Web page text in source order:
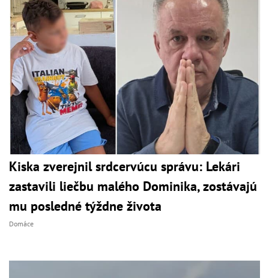
Kiska zverejnil srdcervúcu správu: Lekári
zastavili liečbu malého Dominika, zostávajú
mu posledné týždne života
Domáce